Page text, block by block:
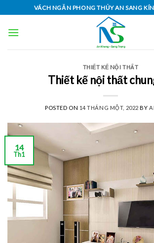
to
content
VÁCH NGĂN PHONG THỦY AN SANG
THIẾT KẾ NỘI THẤT
Thiết kế nội thất
POSTED ON 14 THÁNG MỘT, 2022 BY
14
Th1